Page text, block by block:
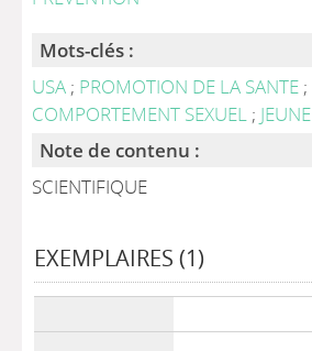
Mots-clés :
USA ; PROMOTION DE LA SANTE ;
COMPORTEMENT SEXUEL ; JEUNE
Note de contenu :
SCIENTIFIQUE
EXEMPLAIRES (1)